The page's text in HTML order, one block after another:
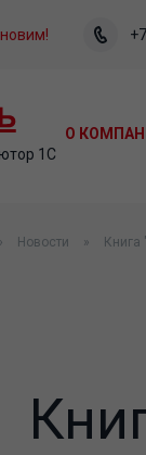
1С
О
Новости Книга